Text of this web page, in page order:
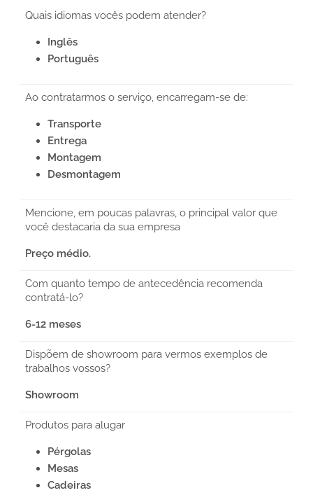
Quais idiomas vocês podem atender?
Inglês
Português
Ao contratarmos o serviço, encarregam-se de:
Transporte
Entrega
Montagem
Desmontagem
Mencione, em poucas palavras, o principal valor que
você destacaria da sua empresa
Preço médio.
Com quanto tempo de antecedência recomenda
contratá-lo?
6-12 meses
Dispõem de showroom para vermos exemplos de
trabalhos vossos?
Showroom
Produtos para alugar
Pérgolas
Mesas
Cadeiras